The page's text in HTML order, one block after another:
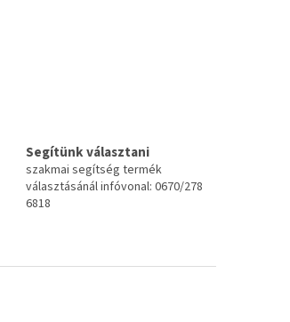
Segítünk választani
szakmai segítség termék
választásánál infóvonal: 0670/278
6818